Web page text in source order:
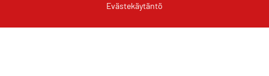
Evästekäytäntö